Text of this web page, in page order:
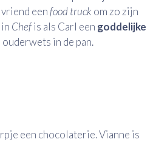
eenfood truckom zo zijn
Chefis als Carl een goddelijke
in de pan.
een chocolaterie. Vianne is